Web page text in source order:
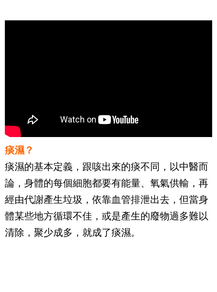
痰濕？
痰濕的基本定義，跟咳出來的痰不同，以中醫而
論，身體的每個細胞都要有能量、氧氣供輸，再
經由代謝產生垃圾，依靠血管排泄出去，但當身
體某些地方循環不佳，或是產生的廢物過多難以
清除，聚少成多，就成了痰濕。